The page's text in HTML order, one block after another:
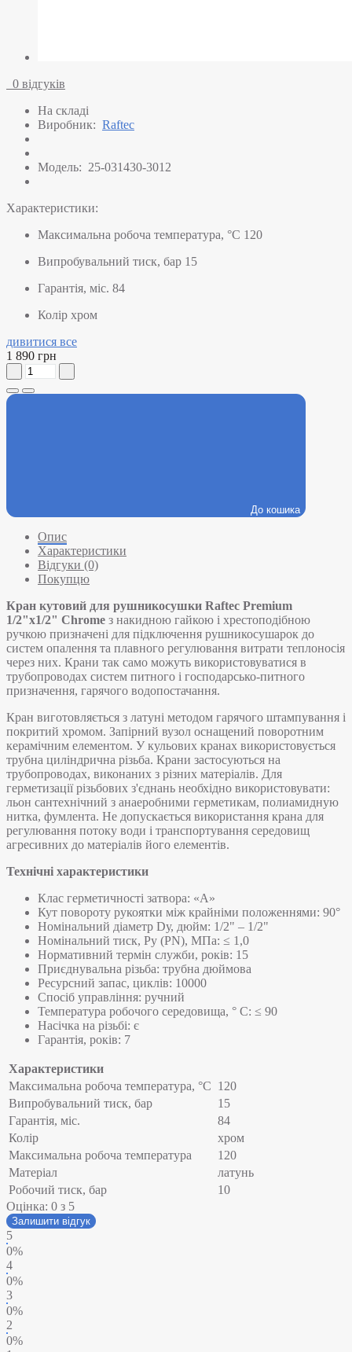
0 відгуків
На складі
Виробник: Raftec
Модель: 25-031430-3012
Характеристики:
Максимальна робоча температура, °C 120
Випробувальний тиск, бар 15
Гарантія, міс. 84
Колір хром
дивитися все
1 890 грн
До кошика
Опис
Характеристики
Відгуки (0)
Покупцю
Кран кутовий для рушникосушки Raftec Premium
1/2"х1/2" Chrome з накидною гайкою і хрестоподібною
ручкою призначені для підключення рушникосушарок до
систем опалення та плавного регулювання витрати теплоносія
через них. Крани так само можуть використовуватися в
трубопроводах систем питного і господарсько-питного
призначення, гарячого водопостачання.
Кран виготовляється з латуні методом гарячого штампування і
покритий хромом. Запірний вузол оснащений поворотним
керамічним елементом. У кульових кранах використовується
трубна циліндрична різьба. Крани застосуються на
трубопроводах, виконаних з різних матеріалів. Для
герметизації різьбових з'єднань необхідно використовувати:
льон сантехнічний з анаеробними герметикам, полиамидную
нитка, фумлента. Не допускається використання крана для
регулювання потоку води і транспортування середовищ
агресивних до матеріалів його елементів.
Технічні характеристики
Клас герметичності затвора: «А»
Кут повороту рукоятки між крайніми положеннями: 90°
Номінальний діаметр Dу, дюйм: 1/2" – 1/2"
Номінальний тиск, Pу (PN), МПа: ≤ 1,0
Нормативний термін служби, років: 15
Приєднувальна різьба: трубна дюймова
Ресурсний запас, циклів: 10000
Спосіб управління: ручний
Температура робочого середовища, ° C: ≤ 90
Насічка на різьбі: є
Гарантія, років: 7
Характеристики
Максимальна робоча температура, °C 120
Випробувальний тиск, бар
15
Гарантія, міс.
84
Колір
хром
Максимальна робоча температура
120
Матеріал
латунь
Робочий тиск, бар
10
Оцінка: 0 з 5
Залишити відгук
5
0%
4
0%
3
0%
2
0%